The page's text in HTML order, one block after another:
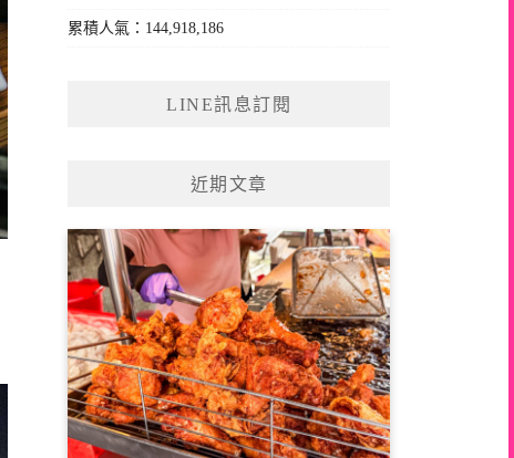
累積人氣：144,918,186
LINE訊息訂閱
近期文章